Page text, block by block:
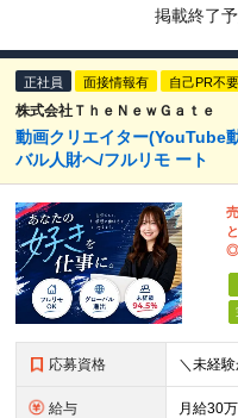
掲載終了
正社員 面接情報有 自己PR不要
株式会社ＴｈｅＮｅｗＧａｔｅ
動画クリエイター(YouTube
バル人財へ/フルリモ ート
◎
応募資格
給与